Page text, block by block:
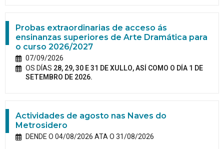
Probas extraordinarias de acceso ás
ensinanzas superiores de Arte Dramática para
o curso 2026/2027
07/09/2026
OS DÍAS 28, 29, 30 E 31 DE XULLO, ASÍ COMO O DÍA 1 DE
SETEMBRO DE 2026.
Actividades de agosto nas Naves do
Metrosidero
DENDE O 04/08/2026 ATA O 31/08/2026